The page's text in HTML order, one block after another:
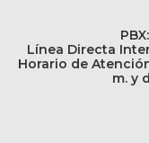
Línea Directa
Horario de
m. y